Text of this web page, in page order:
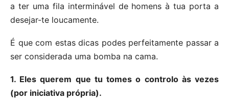
a ter uma fila interminável de homens à tua porta a
desejar-te loucamente.
É que com estas dicas podes perfeitamente passar a
ser considerada uma bomba na cama.
1. Eles querem que tu tomes o controlo às vezes
(por iniciativa própria).